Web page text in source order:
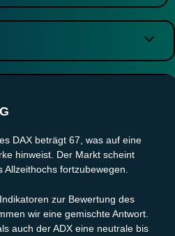
DAX beträgt 67, was auf eine
hinweist. Der Markt scheint
fortzubewegen.
zur Bewertung des
wir eine gemischte Antwort.
auch der ADX eine neutrale bis